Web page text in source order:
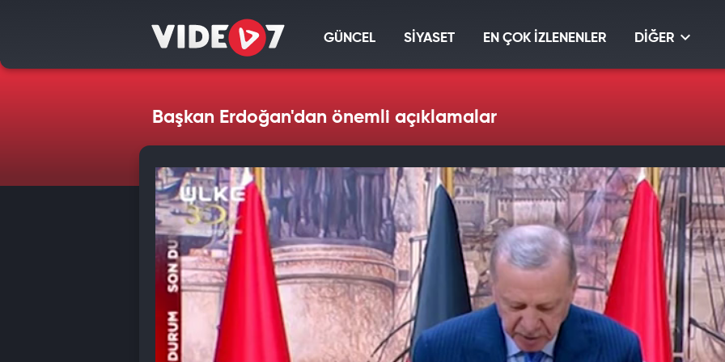
GÜNCEL SİYASET EN ÇOK İZLENENLER DİĞER
Başkan Erdoğan'dan önemli açıklamalar